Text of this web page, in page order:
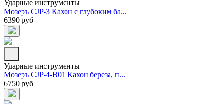
Ударные инструменты
Мозеръ CJP-3 Кахон с глубоким ба...
6390 руб
Ударные инструменты
Мозеръ CJP-4-B01 Кахон береза, п...
6750 руб